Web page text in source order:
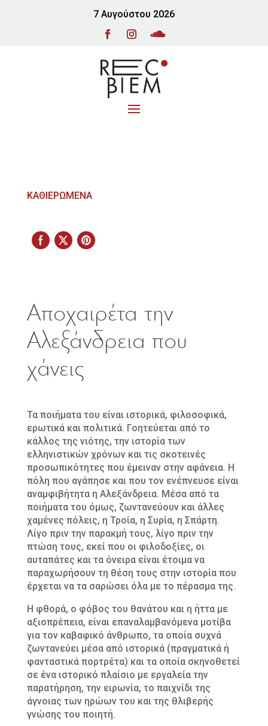
7 Αυγούστου 2026
ΚΑΘΙΕΡΩΜΕΝΑ
Αποχαιρέτα την
Αλεξάνδρεια που
χάνεις
Τα ποιήματα του είναι ιστορικά, φιλοσοφικά,
ερωτικά και πολιτικά. Γοητεύεται από το
κάλλος της νιότης, την ιστορία των
ελληνιστικών χρόνων και τις σκοτεινές
προσωπικότητες που έμειναν στην αφάνεια. Η
πόλη που αγάπησε και που τον ενέπνευσε είναι
αναμφιβήτητα η Αλεξάνδρεια. Μέσα από τα
ποιήματα του όμως, ζωντανεύουν και άλλες
χαμένες πόλεις, η Τροία, η Συρία, η Σπάρτη.
Λίγο πριν την παρακμή τους, λίγο πριν την
πτώση τους, εκεί που οι φιλοδοξίες, οι
αυταπάτες και τα όνειρα είναι έτοιμα να
παραχωρήσουν τη θέση τους στην ιστορία που
έρχεται να τα σαρώσει όλα με το πέρασμα της.
Η φθορά, ο φόβος του θανάτου και η ήττα με
αξιοπρέπεια, είναι επαναλαμβανόμενα μοτίβα
για τον καβαφικό άνθρωπο, τα οποία συχνά
ζωντανεύει μέσα από ιστορικά (πραγματικά ή
φανταστικά πορτρέτα) και τα οποία σκηνοθετεί
σε ένα ιστορικό πλαίσιο με εργαλεία την
παρατήρηση, την ειρωνία, το παιχνίδι της
άγνοιας των ηρώων του και της θλιβερής
γνώσης του ποιητή.